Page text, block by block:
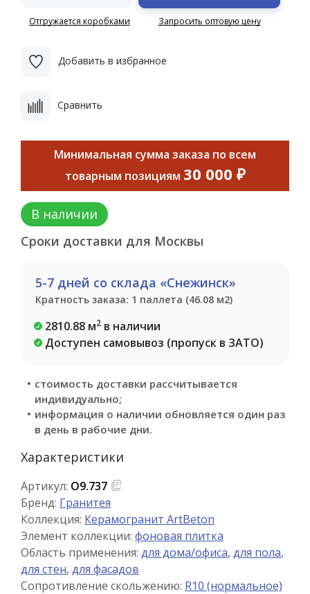
Отгружается коробками Запросить оптовую цену
Добавить в избранное
Сравнить
Минимальная сумма заказа по всем
товарным позициям 30 000 ₽
В наличии
Сроки доставки для Москвы
5-7 дней со склада «Снежинск»
Кратность заказа: 1 паллета (46.08 м2)
2810.88 м2 в наличии
Доступен самовывоз (пропуск в ЗАТО)
стоимость доставки рассчитывается
индивидуально;
информация о наличии обновляется один раз
в день в рабочие дни.
Характеристики
Артикул: О9.737
Бренд: Гранитея
Коллекция: Керамогранит ArtBeton
Элемент коллекции: фоновая плитка
Область применения: для дома/офиса, для пола,
для стен, для фасадов
Сопротивление скольжению: R10 (нормальное)